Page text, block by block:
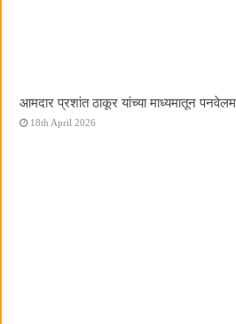
आमदार प्रशांत ठाकूर यांच्या माध्यमातून
18th April 2026